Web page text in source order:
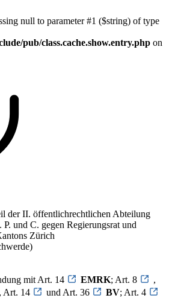
null to parameter #1 ($string) of type
pub/class.cache.show.entry.php on
der II. öffentlichrechtlichen Abteilung
und C. gegen Regierungsrat und
Zürich
mit Art. 14 EMRK; Art. 8
,
, Art. 14 und Art. 36 BV; Art. 4